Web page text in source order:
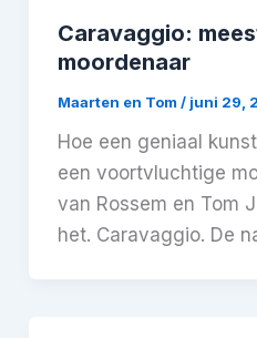
Caravaggio:
moordenaar
Maarten en Tom / juni 29,
Hoe een geniaal
een voortvluchtige
van Rossem en Tom
het. Caravaggio. De